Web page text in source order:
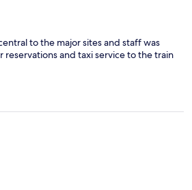
to the major sites and staff was
and taxi service to the train